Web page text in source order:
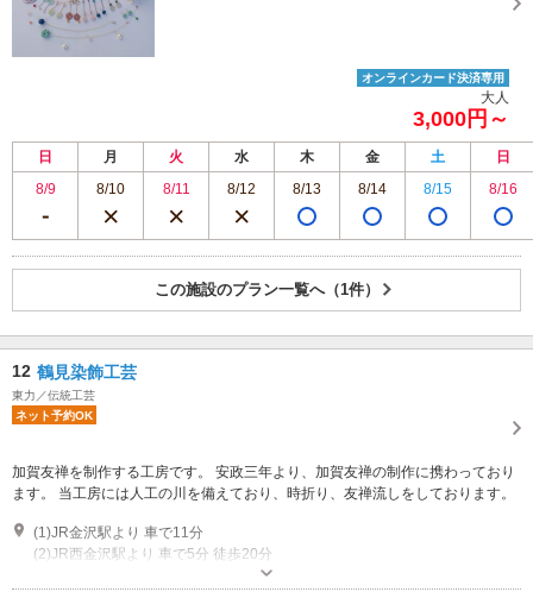
オンラインカード決済専用
大人
3,000円～
日 月 火 水 木 金 土
日
8/9
8/10 8/11 8/12 8/13 8/14 8/15 8/16
この施設のプラン一覧へ（1件）
12 鶴見染飾工芸
東力／伝統工芸
ネット予約OK
加賀友禅を制作する工房です。 安政三年より、加賀友禅の制作に携わっており
ます。 当工房には人工の川を備えており、時折り、友禅流しをしております。
(1)JR金沢駅より 車で11分
(2)JR西金沢駅より 車で5分 徒歩20分
オープン：10:00~18:00 定休日：日曜 祝日 年末年始 旧盆